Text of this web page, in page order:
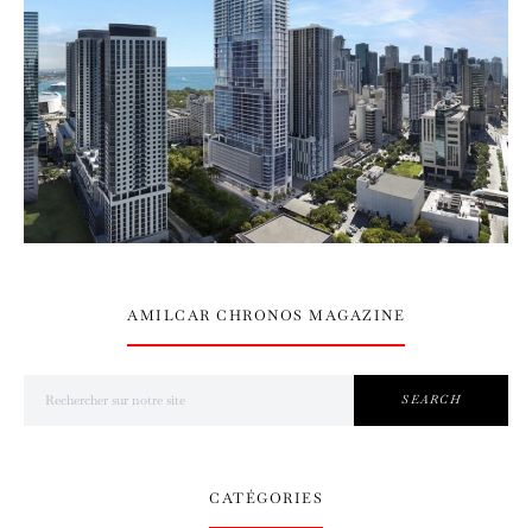
AMILCAR CHRONOS MAGAZINE
SEARCH
CATÉGORIES